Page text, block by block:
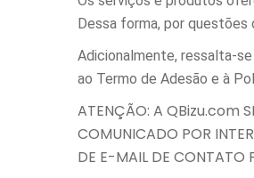
Dessa forma, por
Adicionalmente, ressalta-
ao Termo de Adesão e à
ATENÇÃO: A QBizu.com
COMUNICADO POR
DE E-MAIL DE CONTATO